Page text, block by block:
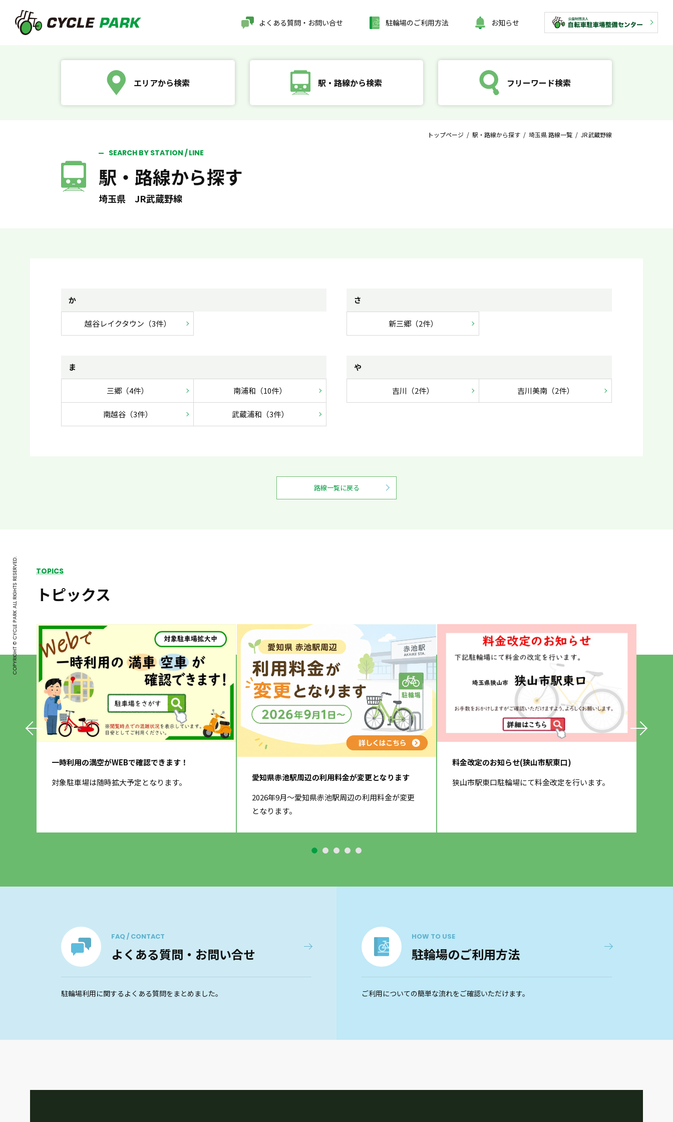
よくある質問・お問い合せ 駐輪場のご利用方法 お知らせ
エリアから検索 駅・路線から検索 フリーワード検索
トップページ / 駅・路線から探す / 埼玉県 路線一覧 / JR武蔵野線
SEARCH BY STATION / LINE
駅・路線から探す
埼玉県 JR武蔵野線
か
越谷レイクタウン（3件）
さ
新三郷（2件）
ま
三郷（4件） 南浦和（10件）
南越谷（3件） 武蔵浦和（3件）
や
吉川（2件） 吉川美南（2件）
路線一覧に戻る
TOPICS
トピックス
一時利用の満空がWEBで確認できます！
対象駐車場は随時拡大予定となります。
愛知県赤池駅周辺の利用料金が変更となります
2026年9月～愛知県赤池駅周辺の利用料金が変更
となります。
料金改定のお知らせ(狭山市駅東口)
狭山市駅東口駐輪場にて料金改定を行います。
FAQ / CONTACT
よくある質問・お問い合せ
駐輪場利用に関するよくある質問をまとめました。
HOW TO USE
駐輪場のご利用方法
ご利用についての簡単な流れをご確認いただけます。
COPYRIGHT © CYCLE PARK ALL RIGHTS RESERVED.